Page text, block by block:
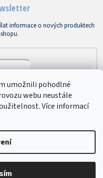
umožnili pohodlné
webu neustále
Více informací
informace o nových produktech
SE
Shoptet
práva vyhrazena.